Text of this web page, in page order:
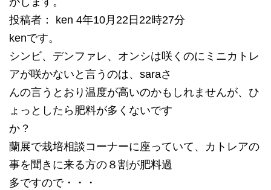
投稿者： ken 4年10月22日22時27分
kenです。
シンビ、デンファレ、オンシは咲くのにミニカトレ
アが咲かないと言うのは、saraさ
んの言うとおり温度が高いのかもしれませんが、ひ
ょっとしたら肥料が多くないです
か？
蘭展で栽培相談コーナーに座っていて、カトレアの
事を聞きに来る方の８割が肥料過
多ですので・・・